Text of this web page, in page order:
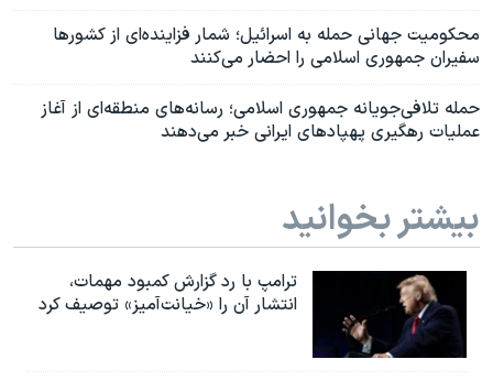
محکومیت جهانی حمله به اسرائیل؛ شمار فزاینده‌ای از کشورها
سفیران جمهوری اسلامی را احضار می‌کنند
حمله تلافی‌جویانه جمهوری اسلامی؛ رسانه‌های منطقه‌ای از آغاز
عملیات رهگیری پهپادهای ایرانی خبر می‌دهند
بیشتر بخوانید
ترامپ با رد گزارش کمبود مهمات،
انتشار آن را «خیانت‌آمیز» توصیف کرد